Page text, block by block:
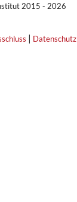
2015 - 2026
| Datenschutz